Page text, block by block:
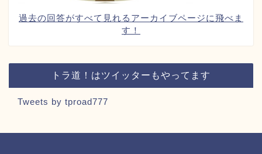
過去の回答がすべて見れるアーカイブページに飛べま
す！
トラ道！はツイッターもやってます
Tweets by tproad777